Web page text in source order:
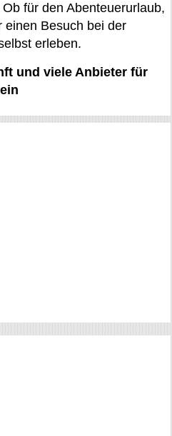
für den Abenteuerurlaub,
einen Besuch bei der
erleben.
und viele Anbieter für